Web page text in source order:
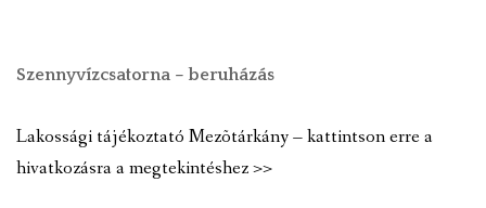
Szennyvízcsatorna – beruházás
Lakossági tájékoztató Mezõtárkány – kattintson erre a
hivatkozásra a megtekintéshez >>